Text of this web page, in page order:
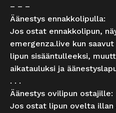
– – –
Äänestys ennakkolipulla:
Jos ostat ennakkolipun,
emergenza.live kun
lipun sisääntulleeksi,
aikatauluksi ja
. . .
Äänestys ovilipun ostajille:
Jos ostat lipun ovelta illan